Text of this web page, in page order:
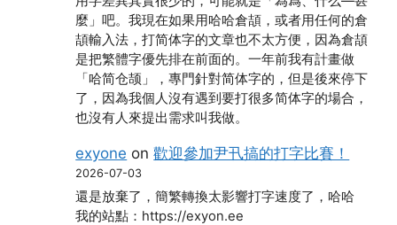
麼」吧。我現在如果用哈哈倉頡，或者用任何的倉
頡輸入法，打简体字的文章也不太方便，因為倉頡
是把繁體字優先排在前面的。一年前我有計畫做
「哈简仓颉」，專門針對简体字的，但是後來停下
了，因為我個人沒有遇到要打很多简体字的場合，
也沒有人來提出需求叫我做。
exyone on歡迎參加尹卂搞的打字比賽！
2026-07-03
還是放棄了，簡繁轉換太影響打字速度了，哈哈
我的站點：https://exyon.ee